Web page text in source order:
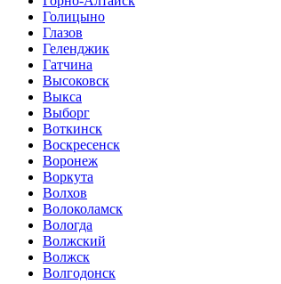
Голицыно
Глазов
Геленджик
Гатчина
Высоковск
Выкса
Выборг
Воткинск
Воскресенск
Воронеж
Воркута
Волхов
Волоколамск
Вологда
Волжский
Волжск
Волгодонск